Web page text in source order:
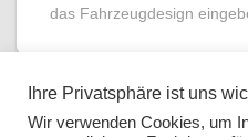
das Fahrzeugdesign
Ihre Privatsphäre ist uns
Wir verwenden Cookies, um